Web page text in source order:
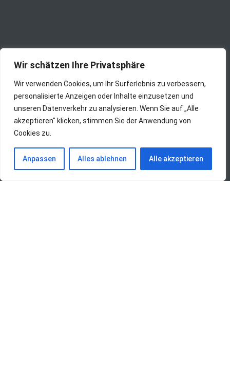
Wir schätzen Ihre Privatsphäre
Wir verwenden Cookies, um Ihr Surferlebnis zu verbessern,
personalisierte Anzeigen oder Inhalte einzusetzen und
unseren Datenverkehr zu analysieren. Wenn Sie auf „Alle
akzeptieren" klicken, stimmen Sie der Anwendung von
Cookies zu.
Anpassen Alles ablehnen Alle akzeptieren